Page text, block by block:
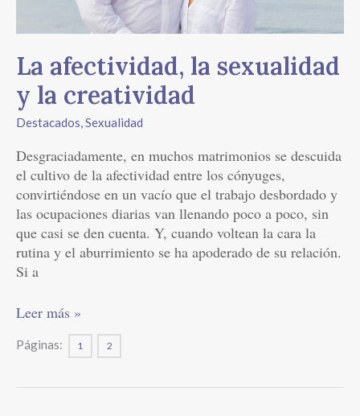
La afectividad, la sexualidad
y la creatividad
Destacados,Sexualidad
Desgraciadamente, en muchos matrimonios se descuida
el cultivo de la afectividad entre los cónyuges,
convirtiéndose en un vacío que el trabajo desbordado y
las ocupaciones diarias van llenando poco a poco, sin
que casi se den cuenta. Y, cuando voltean la cara la
rutina y el aburrimiento se ha apoderado de su relación.
Si a
Leer más »
Páginas: 1 2